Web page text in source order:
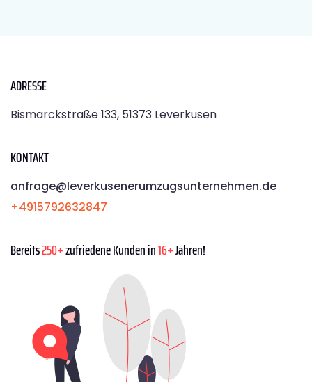
ADRESSE
Bismarckstraße 133, 51373 Leverkusen
KONTAKT
anfrage@leverkusenerumzugsunternehmen.de
+4915792632847
Bereits250+zufriedene Kunden in16+Jahren!